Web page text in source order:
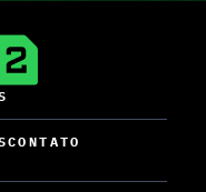
CONTATO